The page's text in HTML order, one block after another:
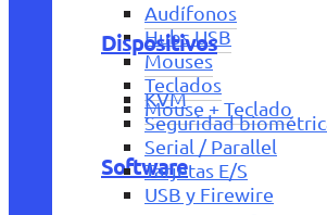
Audífonos
Hubs USB
Mouses
Teclados
Mouse + Teclado
Software
Dispositivos
KVM
Seguridad
Serial / Parallel
Tarjetas E/S
USB y Firewire